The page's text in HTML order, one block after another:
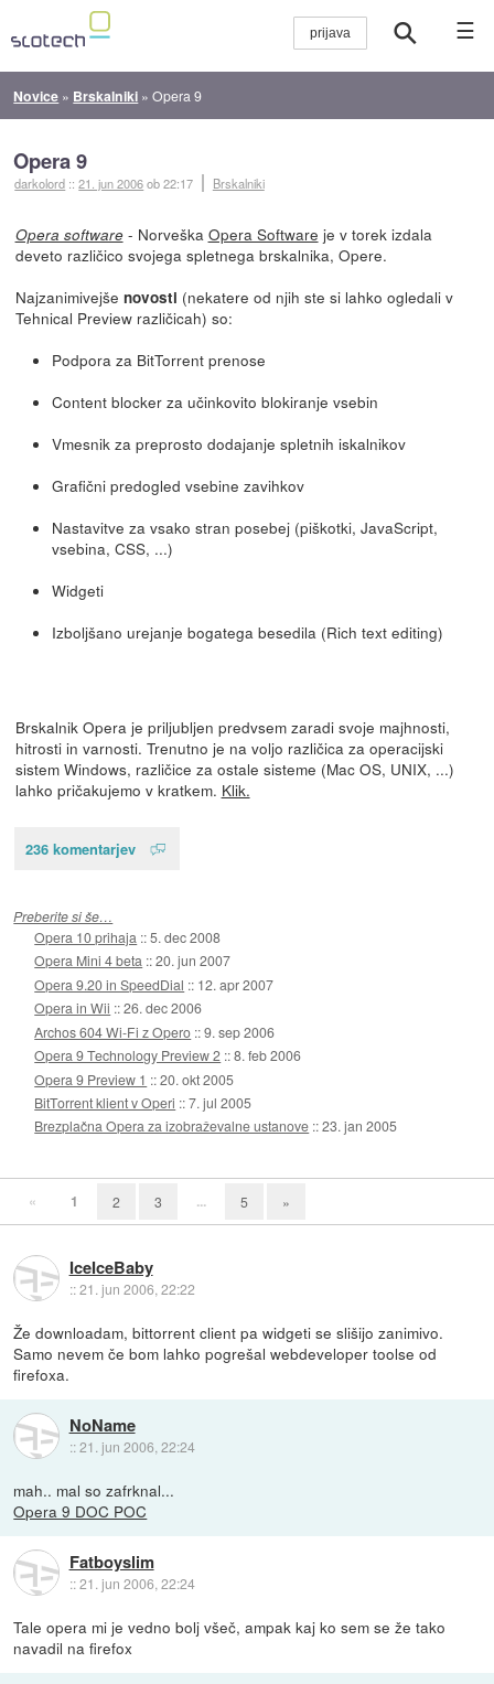
☰
Novice » Brskalniki »Opera 9
Opera 9
darkolord ::21. jun 2006ob 22:17 Brskalniki
Opera software- Norveška Opera Software je v torek izdala
deveto različico svojega spletnega brskalnika, Opere.
Najzanimivejše novosti (nekatere od njih ste si lahko ogledali v
Tehnical Preview različicah) so:
Podpora za BitTorrent prenose
Content blocker za učinkovito blokiranje vsebin
Vmesnik za preprosto dodajanje spletnih iskalnikov
Grafični predogled vsebine zavihkov
Nastavitve za vsako stran posebej (piškotki, JavaScript,
vsebina, CSS, ...)
Widgeti
Izboljšano urejanje bogatega besedila (Rich text editing)
Brskalnik Opera je priljubljen predvsem zaradi svoje majhnosti,
hitrosti in varnosti. Trenutno je na voljo različica za operacijski
sistem Windows, različice za ostale sisteme (Mac OS, UNIX, ...)
lahko pričakujemo v kratkem. Klik.
236 komentarjev
Preberite si še…
Opera 10 prihaja ::5. dec 2008
Opera Mini 4 beta ::20. jun 2007
Opera 9.20 in SpeedDial :: 12. apr 2007
Opera in Wii ::26. dec 2006
Archos 604 Wi-Fi z Opero ::9. sep 2006
Opera 9 Technology Preview 2 ::8. feb 2006
Opera 9 Preview 1 ::20. okt 2005
BitTorrent klient v Operi ::7. jul 2005
Brezplačna Opera za izobraževalne ustanove ::23. jan 2005
« 1 2 3 ... 5 »
IceIceBaby
::21. jun 2006, 22:22
Že downloadam, bittorrent client pa widgeti se slišijo zanimivo.
Samo nevem če bom lahko pogrešal webdeveloper toolse od
firefoxa.
NoName
::21. jun 2006, 22:24
mah.. mal so zafrknal...
Opera 9 DOC POC
Fatboyslim
::21. jun 2006, 22:24
Tale opera mi je vedno bolj všeč, ampak kaj ko sem se že tako
navadil na firefox